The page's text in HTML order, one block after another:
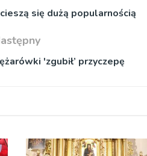
się dużą popularnością
'zgubił’ przyczepę